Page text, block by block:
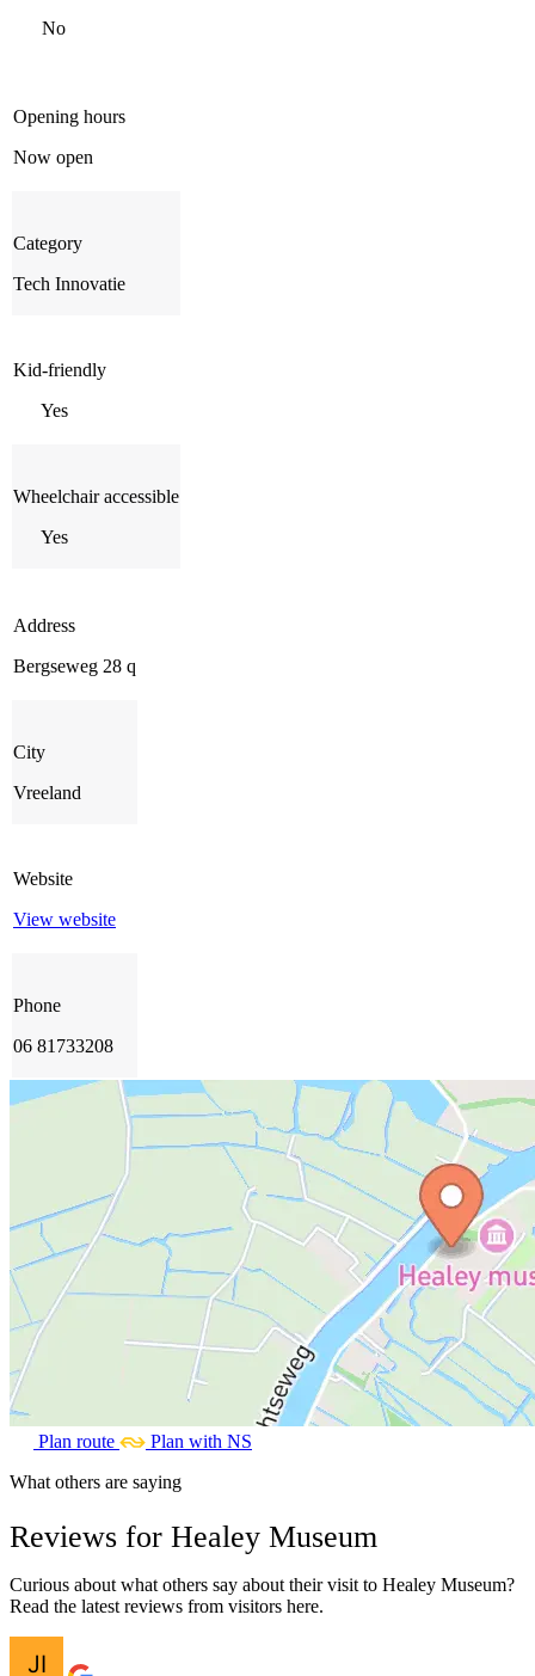
No
Opening hours
Now open
Category
Tech Innovatie
Kid-friendly
Yes
Wheelchair accessible
Yes
Address
Bergseweg 28 q
City
Vreeland
Website
View website
Phone
06 81733208
Plan route
Plan with NS
What others are saying
Reviews for Healey Museum
Curious about what others say about their visit to Healey Museum?
Read the latest reviews from visitors here.